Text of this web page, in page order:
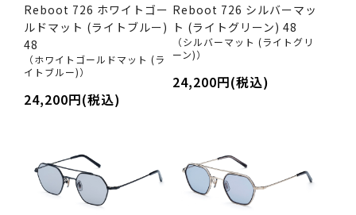
Reboot 726 ホワイトゴー
ルドマット (ライトブルー)
48
（ホワイトゴールドマット (ラ
イトブルー)）
24,200円(税込)
Reboot 726 シルバーマッ
ト (ライトグリーン) 48
（シルバーマット (ライトグリ
ーン)）
24,200円(税込)